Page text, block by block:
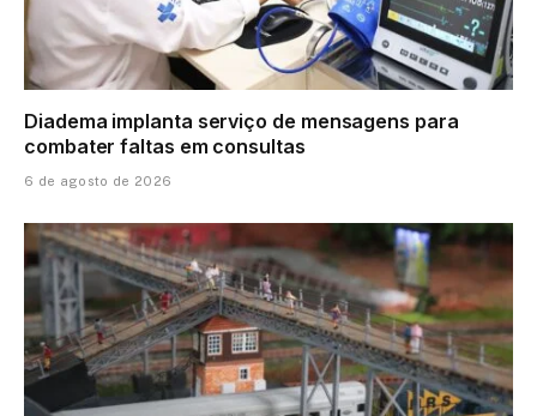
Diadema implanta serviço de mensagens para
combater faltas em consultas
6 de agosto de 2026